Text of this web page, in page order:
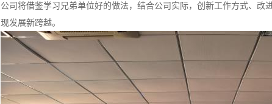
公司将借鉴学习兄弟单位好的做法，结合公司实际，创新工作方式、改
现发展新跨越。